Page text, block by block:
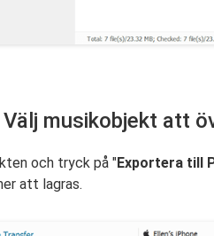
musikobjekt att
och tryck på "Exportera till
att lagras.